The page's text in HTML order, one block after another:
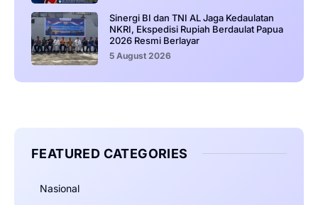
Sinergi BI dan TNI AL Jaga Kedaulatan
NKRI, Ekspedisi Rupiah Berdaulat Papua
2026 Resmi Berlayar
5 August 2026
FEATURED CATEGORIES
Nasional